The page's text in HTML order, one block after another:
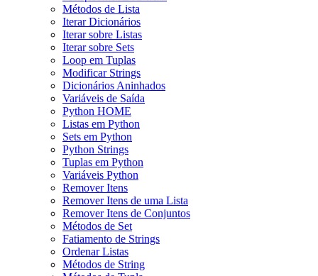
Métodos de Lista
Iterar Dicionários
Iterar sobre Listas
Iterar sobre Sets
Loop em Tuplas
Modificar Strings
Dicionários Aninhados
Variáveis de Saída
Python HOME
Listas em Python
Sets em Python
Python Strings
Tuplas em Python
Variáveis Python
Remover Itens
Remover Itens de uma Lista
Remover Itens de Conjuntos
Métodos de Set
Fatiamento de Strings
Ordenar Listas
Métodos de String